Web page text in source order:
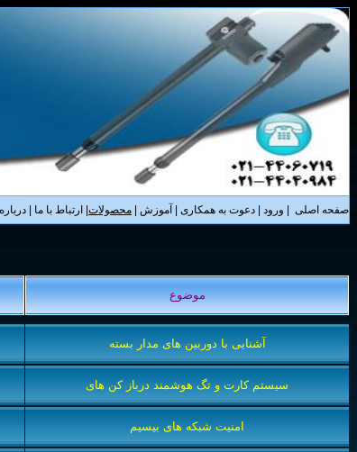
صفحه اصلی ورود دعوت به همکاری آموزش محصولات ارتباط با ما
موضوع
آشنايی با دوربين های مدار بسته
سیستم کارت و تگ هوشمند درباز کن های
امنیت شبکه های بیسیم